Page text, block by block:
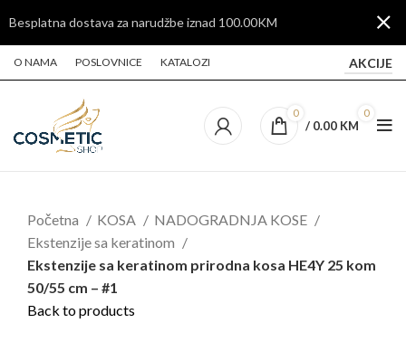
O NAMA POSLOVNICE KATALOZI AKCIJE
0 0
/ 0.00 KM
Početna KOSA
NADOGRADNJA KOSE
Ekstenzije sa keratinom
Ekstenzije sa keratinom prirodna kosa HE4Y 25 kom
50/55 cm – #1
Back to products
Besplatna dostava za narudžbe iznad 100.00KM